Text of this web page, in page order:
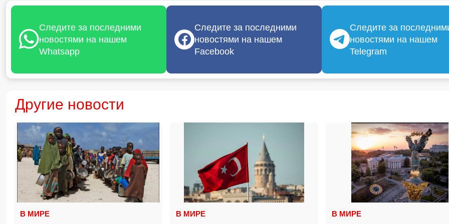
Следите за последними
новостями на нашем
Whatsapp
Следите за последними
новостями на нашем
Facebook
Следите за
новостями на нашем
Telegram
Другие новости
В МИРЕ В МИРЕ В МИРЕ